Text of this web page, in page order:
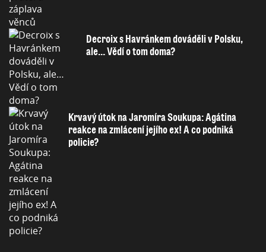
Decroix s Havránkem dováděli v Polsku,
ale… Vědí o tom doma?
Krvavý útok na Jaromíra Soukupa: Agátina
reakce na zmlácení jejího ex! A co podniká
policie?